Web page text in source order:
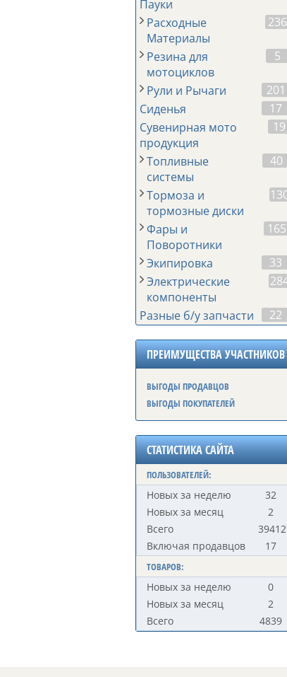
Пауки
Расходные
Материалы
236
Резина для
мотоциклов
5
Рули и Рычаги
201
Сиденья
17
Сувенирная мото
продукция
19
Топливные
системы
40
Тормоза и
тормозные диски
Фары и
Поворотники
165
Экипировка
33
Электрические
компоненты
Разные б/у запчасти 22
ПРЕИМУЩЕСТВА УЧАСТНИКОВ
ВЫГОДЫ ПРОДАВЦОВ
ВЫГОДЫ ПОКУПАТЕЛЕЙ
СТАТИСТИКА САЙТА
ПОЛЬЗОВАТЕЛЕЙ:
Новых за неделю
32
Новых за месяц
2
Всего
39412
Включая продавцов
17
ТОВАРОВ:
Новых за неделю
0
Новых за месяц
2
Всего
4839